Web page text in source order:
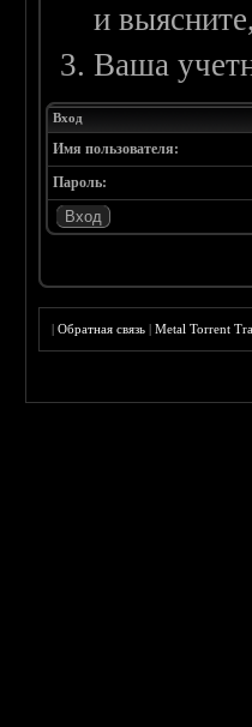
и
Ваша
Вход
Имя пользователя:
Пароль:
|Обратная связь |Metal Torrent